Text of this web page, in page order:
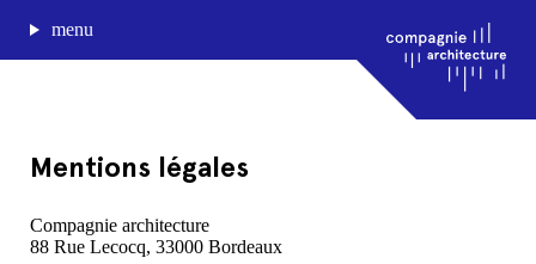
menu
journal de bord
projets
Mentions légales
Compagnie architecture
88 Rue Lecocq, 33000 Bordeaux